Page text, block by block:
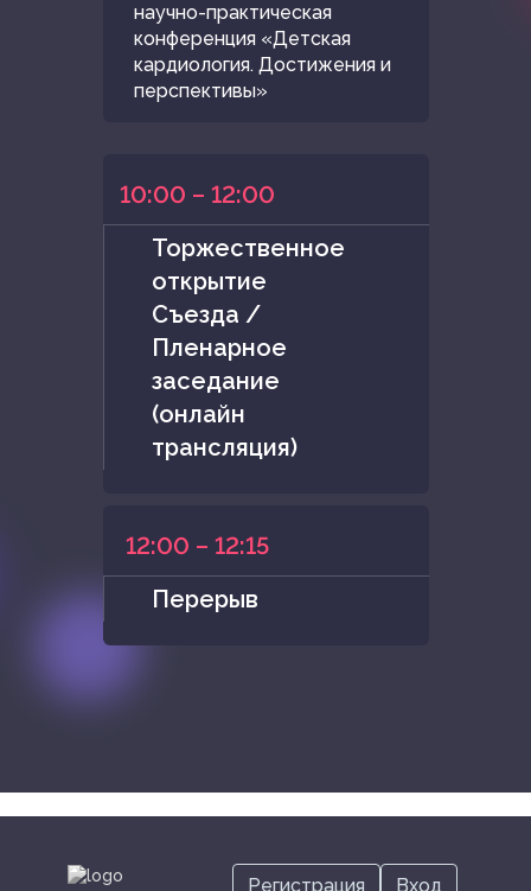
научно-практическая
конференция «Детская
кардиология. Достижения и
перспективы»
10:00 – 12:00
Торжественное
открытие
Съезда /
Пленарное
заседание
(онлайн
трансляция)
12:00 – 12:15
Перерыв
Регистрация Вход